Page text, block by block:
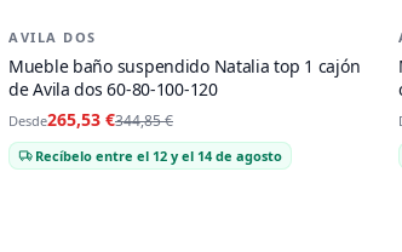
-23 %
AVILA DOS
Mueble baño suspendido Natalia top 1 cajón
de Avila dos 60-80-100-120
Desde265,53 €344,85 €
Recíbelo entre el 12 y el 14 de agosto